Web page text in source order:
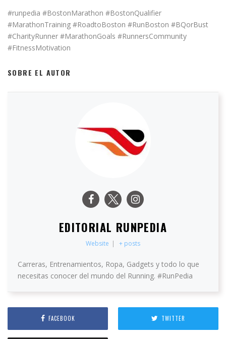
#runpedia #BostonMarathon #BostonQualifier
#MarathonTraining #RoadtoBoston #RunBoston #BQorBust
#CharityRunner #MarathonGoals #RunnersCommunity
#FitnessMotivation
SOBRE EL AUTOR
EDITORIAL RUNPEDIA
Website | + posts
Carreras, Entrenamientos, Ropa, Gadgets y todo lo que
necesitas conocer del mundo del Running. #RunPedia
FACEBOOK TWITTER